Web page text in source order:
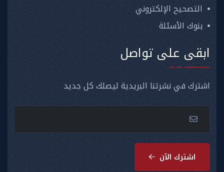
التصحيح الإلكتروني
بنوك الأسئلة
ابقى على تواصل
اشترك في نشرتنا البريدية ليصلك كل جديد
اشترك الآن